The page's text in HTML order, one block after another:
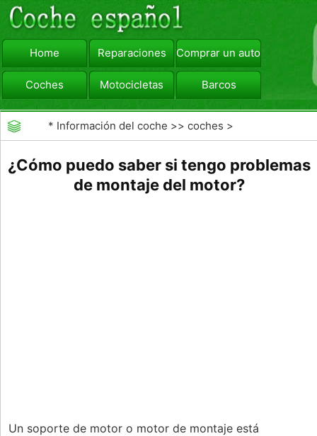
Home Reparaciones Comprar un automóvil
Coches Motocicletas Barcos
viajar Camiones
* Información del coche >>coches >
¿Cómo puedo saber si tengo problemas
de montaje del motor?
Un soporte de motor o motor de montaje está